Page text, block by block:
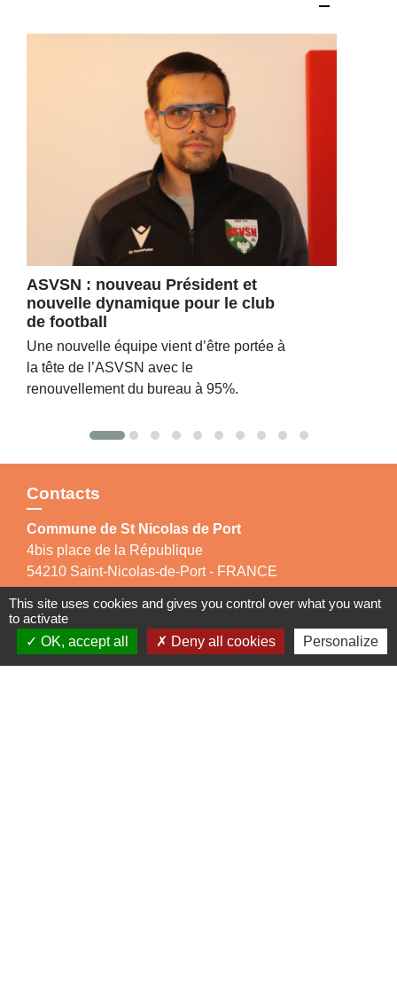
ASVSN : nouveau Président et
nouvelle dynamique pour le club
de football
Une nouvelle équipe vient d’être portée à
la tête de l’ASVSN avec le
renouvellement du bureau à 95%.
Contacts
Commune de St Nicolas de Port
4bis place de la République
54210 Saint-Nicolas-de-Port - FRANCE
This site uses cookies and gives you control over what you want
to activate
OK, accept all
Deny all cookies Personalize